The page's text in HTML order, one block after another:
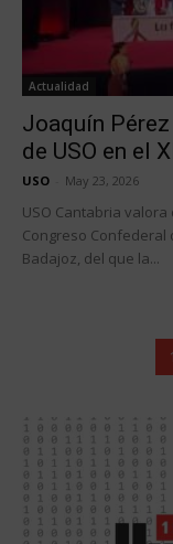
Actualidad
Joaquín
de USO en el
USO May 23, 2026
USO Cantabria
Congreso Confederal
Badajoz, del que la...
1